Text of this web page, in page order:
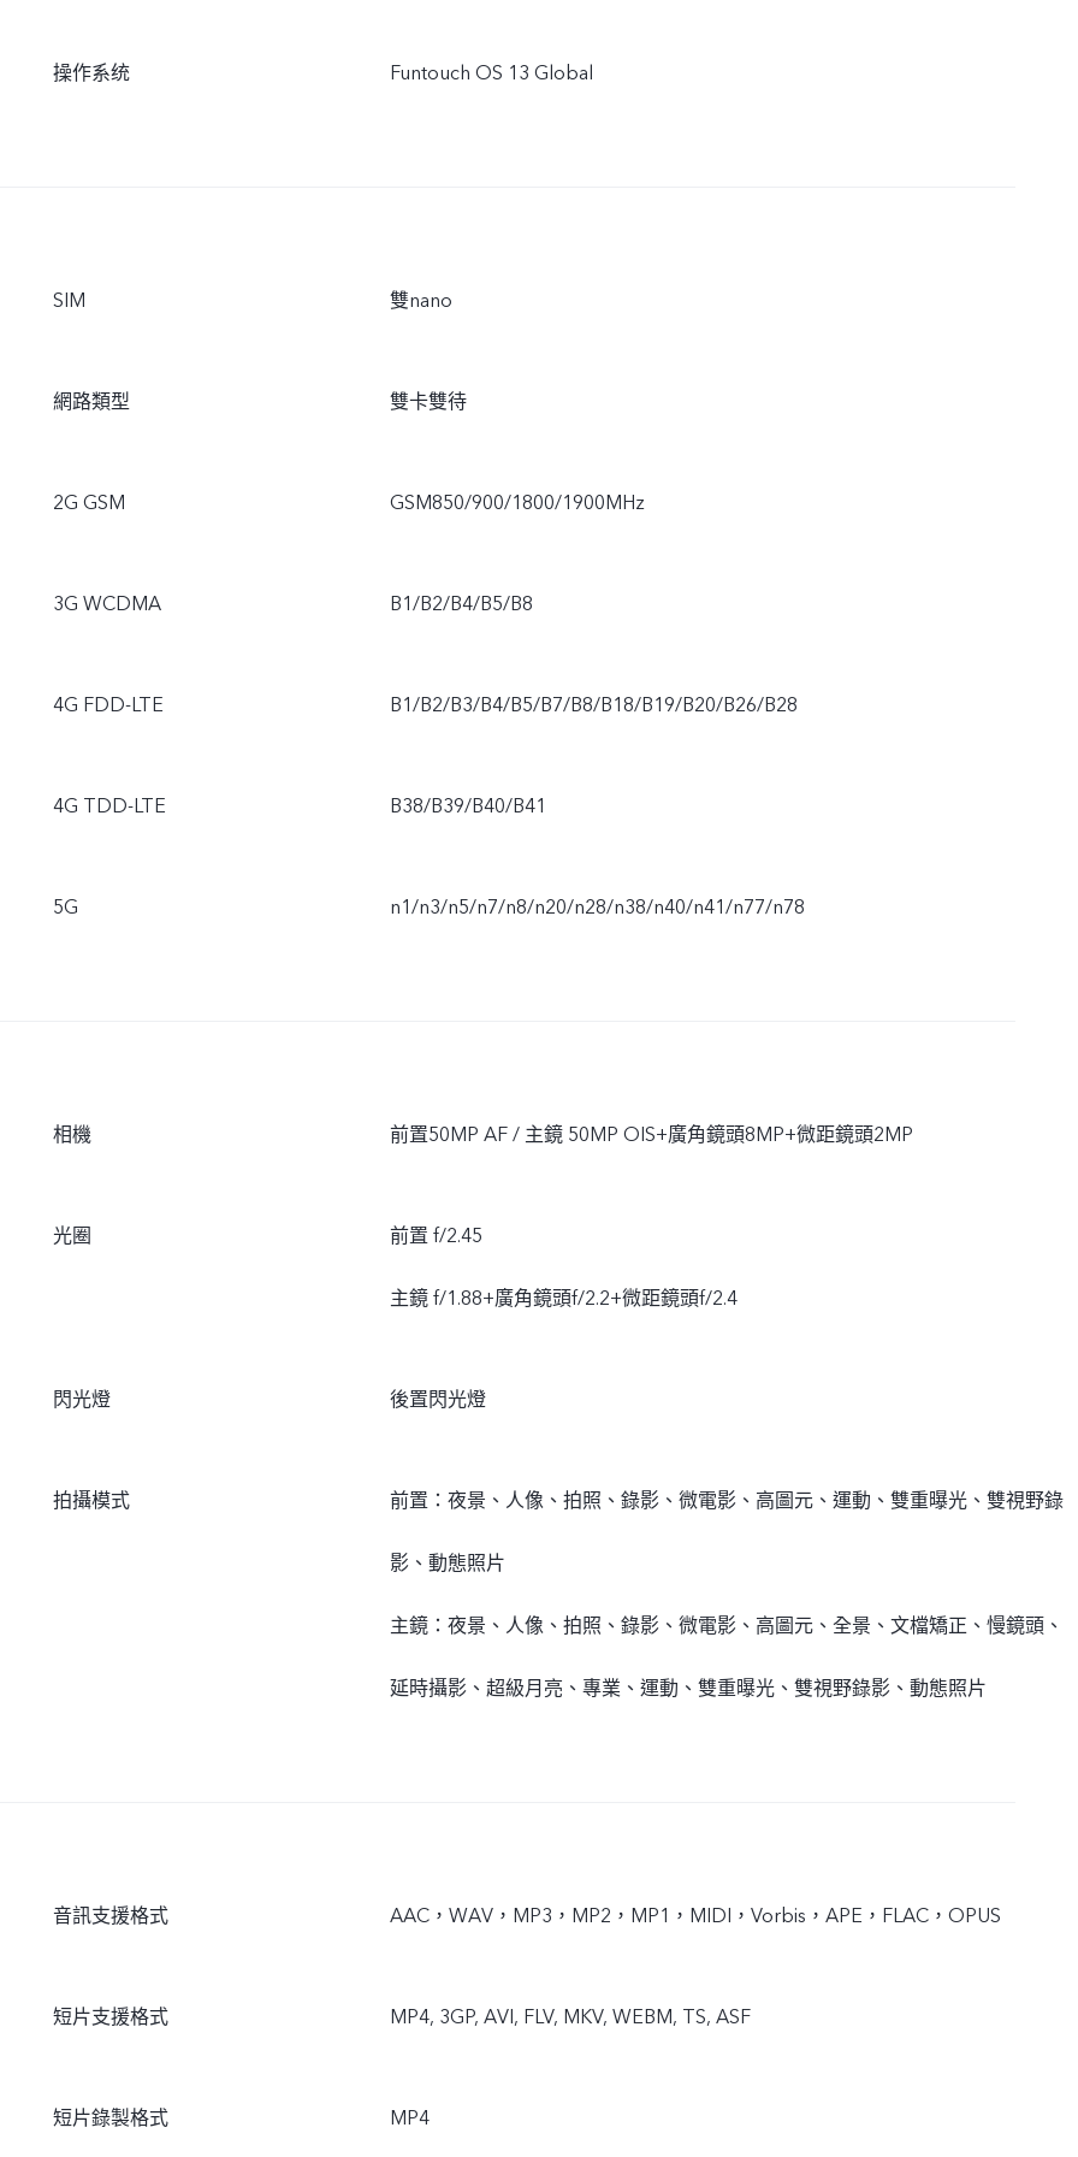
操作系统 Funtouch OS 13 Global
SIM 雙nano
網路類型 雙卡雙待
2G GSM GSM850/900/1800/1900MHz
3G WCDMA B1/B2/B4/B5/B8
4G FDD-LTE B1/B2/B3/B4/B5/B7/B8/B18/B19/B20/B26/B28
4G TDD-LTE B38/B39/B40/B41
5G n1/n3/n5/n7/n8/n20/n28/n38/n40/n41/n77/n78
相機 前置50MP AF / 主鏡 50MP OIS+廣角鏡頭8MP+微距鏡頭2MP
光圈 前置 f/2.45
主鏡 f/1.88+廣角鏡頭f/2.2+微距鏡頭f/2.4
閃光燈 後置閃光燈
拍攝模式 前置：夜景、人像、拍照、錄影、微電影、高圖元、運動、雙重曝光、雙視野錄
影、動態照片
主鏡：夜景、人像、拍照、錄影、微電影、高圖元、全景、文檔矯正、慢鏡頭、
延時攝影、超級月亮、專業、運動、雙重曝光、雙視野錄影、動態照片
音訊支援格式 AAC，WAV，MP3，MP2，MP1，MIDI，Vorbis，APE，FLAC，OPUS
短片支援格式 MP4, 3GP, AVI, FLV, MKV, WEBM, TS, ASF
短片錄製格式 MP4